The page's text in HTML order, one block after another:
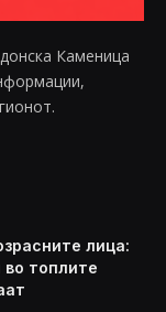
Каменица
лица:
топлите